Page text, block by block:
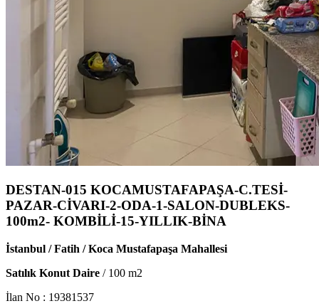
DESTAN-015 KOCAMUSTAFAPAŞA-C.TESİ-
PAZAR-CİVARI-2-ODA-1-SALON-DUBLEKS-
100m2- KOMBİLİ-15-YILLIK-BİNA
İstanbul / Fatih / Koca Mustafapaşa Mahallesi
Satılık Konut Daire / 100 m2
İlan No : 19381537